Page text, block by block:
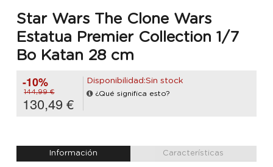
Star Wars The Clone Wars
Estatua Premier Collection 1/7
Bo Katan 28 cm
-10%
144,99 €
130,49 €
Disponibilidad:Sin stock
¿Qué significa esto?
Información Características